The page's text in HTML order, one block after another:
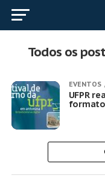
Todos os
EVENTOS
UFPR